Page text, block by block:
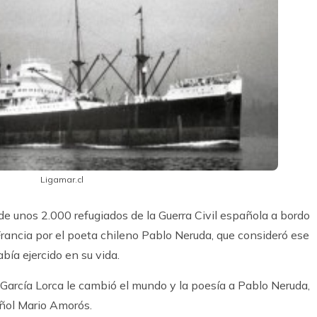
unos 2.000 refugiados de la Guerra Civil española a bordo
por el poeta chileno Pablo Neruda, que consideró ese
ejercido en su vida.
Lorca le cambió el mundo y la poesía a Pablo Neruda,
Mario Amorós.